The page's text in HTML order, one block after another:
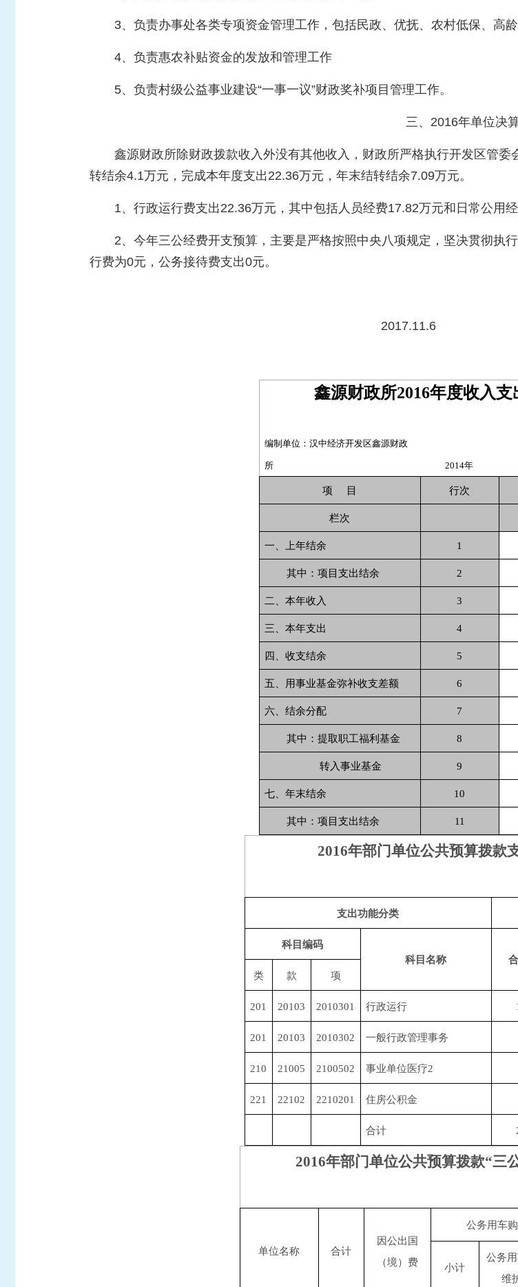
3、负责办事处各类专项资金管理工作，包括民政、优抚、农村低保、高龄
4、负责惠农补贴资金的发放和管理工作
5、负责村级公益事业建设“一事一议”财政奖补项目管理工作。
三、2016年单位决
鑫源财政所除财政拨款收入外没有其他收入 ， 财政所严格执行开发区管委
转结余4.1万元，完成本年度支出22.36万元，年末结转结余7.09万元。
1、行政运行费支出22.36万元，其中包括人员经费17.82万元和日常公用
2、今年三公经费开支预算，主要是严格按照中央八项规定，坚决贯彻执
行费为0元，公务接待费支出0元。
2017.11.6
鑫源财政所2016年度收入
编制单位：汉中经济开发区鑫源财政
所 2014年
项 目 行次
栏次
一、上年结余 1
其中：项目支出结余 2
二、本年收入 3
三、本年支出 4
四、收支结余 5
五、用事业基金弥补收支差额 6
六、结余分配 7
其中：提取职工福利基金 8
转入事业基金 9
七、年末结余 10
其中：项目支出结余 11
2016年部门单位公共预算拨款
支出功能分类
科目编码
科目名称
类
款 项
201 20103 2010301 行政运行
201 20103 2010302 一般行政管理事务
210 21005 2100502 事业单位医疗2
221 22102 2210201 住房公积金
合计
2016年部门单位公共预算拨款“三
单位名称 合计
因公出国
（境）费
公务用车
小计
公务
维